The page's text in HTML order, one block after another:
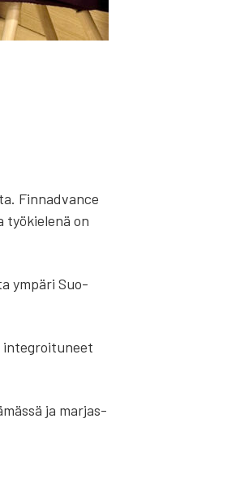
Fin­nad­vance
työ­kie­le­nä on
ympä­ri Suo­
integroi­tu­neet
ja mar­jas­